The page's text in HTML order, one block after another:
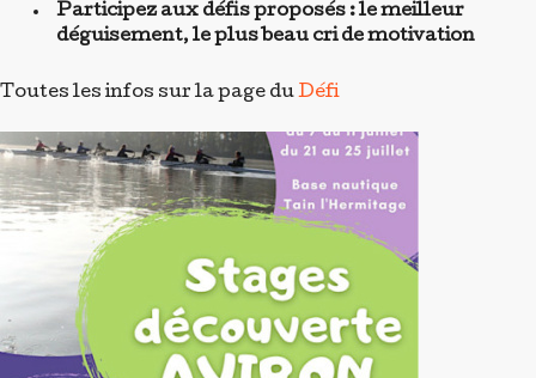
Stages D’été En Soirée
juin 5, 2025
Cet été, nous vous proposons deux semaines de stages
en soirée de 18h00 – 20h30:
du 7 au 11 juillet 2025
du 21 au 25 juillet 2025